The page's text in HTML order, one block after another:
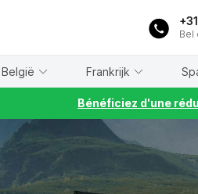
Bel
België Frankrijk
Bénéficiez d'une